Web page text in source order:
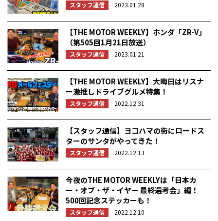
スタッフ通信 2023.01.28
【THE MOTOR WEEKLY】ホンダ「ZR-V」
（第505回1月21日放送）
スタッフ通信 2023.01.21
【THE MOTOR WEEKLY】大晦日はリスナ
ー激推しドライブグルメ特集！
スタッフ通信 2022.12.31
【スタッフ通信】ヨコハマの街にロードス
ターのサンタがやってきた！
スタッフ通信 2022.12.13
今夜のTHE MOTOR WEEKLYは「日本カ
ー・オブ・ザ・イヤー 最終選考会」編！
500回記念ステッカーも！
スタッフ通信 2022.12.10